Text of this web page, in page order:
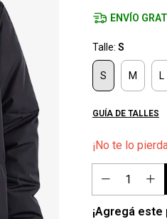
ENVÍO
Talle: S
S M L
GUÍA DE TALLES
¡No te lo
¡Agregá